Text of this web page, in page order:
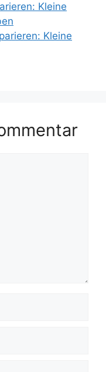
Kleine
Kleine